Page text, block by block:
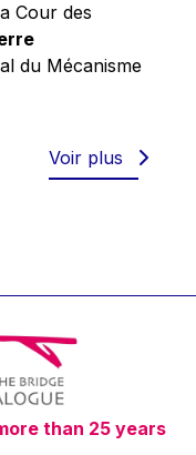
Cour des
du Mécanisme
Voir plus
than 25 years